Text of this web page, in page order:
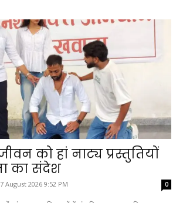
को हां नाट्य प्रस्तुतियों
का संदेश
August 2026 9:52 PM 0